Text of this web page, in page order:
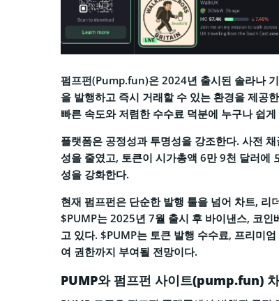
펌프펀(Pump.fun)은 2024년 출시된 솔라나
을 발행하고 즉시 거래할 수 있는 환경을 제공
빠른 속도와 저렴한 수수료 덕분에 누구나 쉽
플랫폼은 공정성과 투명성을 강조한다. 사전
성을 줄였고, 토큰이 시가총액 6만 9천 달러에
성을 강화한다.
현재 펌프펀은 단순한 발행 툴을 넘어 차트, 리
$PUMP는 2025년 7월 출시 후 바이낸스, 코인
고 있다. $PUMP는 토큰 발행 수수료, 프리미
여 권한까지 부여될 전망이다.
PUMP와 펌프펀 사이트(pump.fun)